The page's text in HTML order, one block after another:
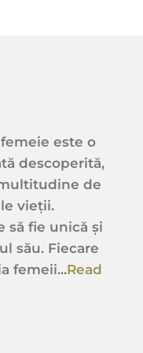
este o
descoperită,
de
vieții.
să fie unică și
său. Fiecare
femeii...Read